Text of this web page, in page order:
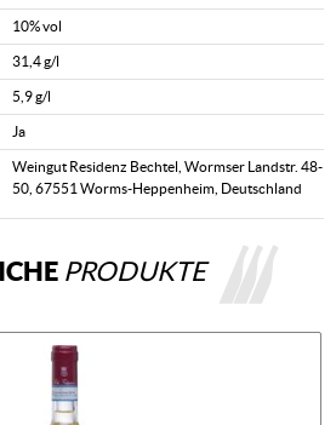
10% vol
31,4 g/l
5,9 g/l
Ja
Weingut Residenz Bechtel, Wormser Landstr. 48-
50, 67551 Worms-Heppenheim, Deutschland
PRODUKTE